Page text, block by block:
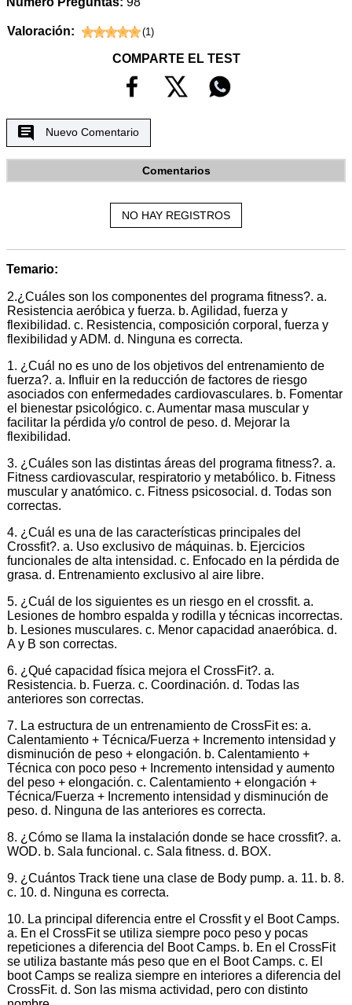
Valoración: (1)
COMPARTE EL TEST
Nuevo Comentario
Comentarios
NO HAY REGISTROS
Temario:
2.¿Cuáles son los componentes del programa fitness?. a.
Resistencia aeróbica y fuerza. b. Agilidad, fuerza y
flexibilidad. c. Resistencia, composición corporal, fuerza y
flexibilidad y ADM. d. Ninguna es correcta.
1. ¿Cuál no es uno de los objetivos del entrenamiento de
fuerza?. a. Influir en la reducción de factores de riesgo
asociados con enfermedades cardiovasculares. b. Fomentar
el bienestar psicológico. c. Aumentar masa muscular y
facilitar la pérdida y/o control de peso. d. Mejorar la
flexibilidad.
3. ¿Cuáles son las distintas áreas del programa fitness?. a.
Fitness cardiovascular, respiratorio y metabólico. b. Fitness
muscular y anatómico. c. Fitness psicosocial. d. Todas son
correctas.
4. ¿Cuál es una de las características principales del
Crossfit?. a. Uso exclusivo de máquinas. b. Ejercicios
funcionales de alta intensidad. c. Enfocado en la pérdida de
grasa. d. Entrenamiento exclusivo al aire libre.
5. ¿Cuál de los siguientes es un riesgo en el crossfit. a.
Lesiones de hombro espalda y rodilla y técnicas incorrectas.
b. Lesiones musculares. c. Menor capacidad anaeróbica. d.
A y B son correctas.
6. ¿Qué capacidad física mejora el CrossFit?. a.
Resistencia. b. Fuerza. c. Coordinación. d. Todas las
anteriores son correctas.
7. La estructura de un entrenamiento de CrossFit es: a.
Calentamiento + Técnica/Fuerza + Incremento intensidad y
disminución de peso + elongación. b. Calentamiento +
Técnica con poco peso + Incremento intensidad y aumento
del peso + elongación. c. Calentamiento + elongación +
Técnica/Fuerza + Incremento intensidad y disminución de
peso. d. Ninguna de las anteriores es correcta.
8. ¿Cómo se llama la instalación donde se hace crossfit?. a.
WOD. b. Sala funcional. c. Sala fitness. d. BOX.
9. ¿Cuántos Track tiene una clase de Body pump. a. 11. b. 8.
c. 10. d. Ninguna es correcta.
10. La principal diferencia entre el Crossfit y el Boot Camps.
a. En el CrossFit se utiliza siempre poco peso y pocas
repeticiones a diferencia del Boot Camps. b. En el CrossFit
se utiliza bastante más peso que en el Boot Camps. c. El
boot Camps se realiza siempre en interiores a diferencia del
CrossFit. d. Son las misma actividad, pero con distinto